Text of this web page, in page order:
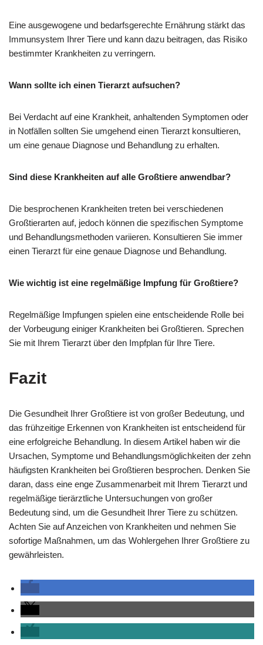
Eine ausgewogene und bedarfsgerechte Ernährung stärkt das
Immunsystem Ihrer Tiere und kann dazu beitragen, das Risiko
bestimmter Krankheiten zu verringern.
Wann sollte ich einen Tierarzt aufsuchen?
Bei Verdacht auf eine Krankheit, anhaltenden Symptomen oder
in Notfällen sollten Sie umgehend einen Tierarzt konsultieren,
um eine genaue Diagnose und Behandlung zu erhalten.
Sind diese Krankheiten auf alle Großtiere anwendbar?
Die besprochenen Krankheiten treten bei verschiedenen
Großtierarten auf, jedoch können die spezifischen Symptome
und Behandlungsmethoden variieren. Konsultieren Sie immer
einen Tierarzt für eine genaue Diagnose und Behandlung.
Wie wichtig ist eine regelmäßige Impfung für Großtiere?
Regelmäßige Impfungen spielen eine entscheidende Rolle bei
der Vorbeugung einiger Krankheiten bei Großtieren. Sprechen
Sie mit Ihrem Tierarzt über den Impfplan für Ihre Tiere.
Fazit
Die Gesundheit Ihrer Großtiere ist von großer Bedeutung, und
das frühzeitige Erkennen von Krankheiten ist entscheidend für
eine erfolgreiche Behandlung. In diesem Artikel haben wir die
Ursachen, Symptome und Behandlungsmöglichkeiten der zehn
häufigsten Krankheiten bei Großtieren besprochen. Denken Sie
daran, dass eine enge Zusammenarbeit mit Ihrem Tierarzt und
regelmäßige tierärztliche Untersuchungen von großer
Bedeutung sind, um die Gesundheit Ihrer Tiere zu schützen.
Achten Sie auf Anzeichen von Krankheiten und nehmen Sie
sofortige Maßnahmen, um das Wohlergehen Ihrer Großtiere zu
gewährleisten.